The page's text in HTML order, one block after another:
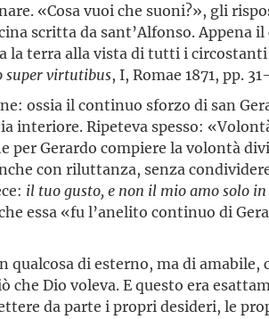
«Cosa vuoi che suoni?», gli
scritta da sant’Alfonso. Appena
la terra alla vista di tutti i
super virtutibus, I, Romae 1871, pp.
ossia il continuo sforzo di san
interiore. Ripeteva spesso:
per Gerardo compiere la volontà
con riluttanza, senza
il tuo gusto, e non il mio amo solo
essa «fu l’anelito continuo di
di esterno, ma di amabile,
Dio voleva. E questo era
da parte i propri desideri, le